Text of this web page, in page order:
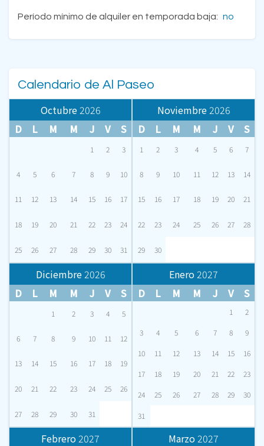
Período mínimo de alquiler en temporada baja: no
Calendario de Al Paseo
Octubre2026
D
L M M J V S
1 2 3
4 5 6 7 8 9 10
11 12 13 14 15 16 17
18 19 20 21 22 23 24
25 26 27 28 29 30 31
Noviembre2026
D
L M M J V S
1 2 3 4 5 6 7
8 9 10 11 12 13 14
15 16 17 18 19 20 21
22 23 24 25 26 27 28
29 30
Diciembre2026
D
L M M J V S
1 2 3 4 5
6 7 8 9 10 11 12
13 14 15 16 17 18 19
20 21 22 23 24 25 26
27 28 29 30 31
Enero2027
D
L M M J V S
1 2
3 4 5 6 7 8 9
10 11 12 13 14 15 16
17 18 19 20 21 22 23
24 25 26 27 28 29 30
31
Febrero2027
Marzo2027